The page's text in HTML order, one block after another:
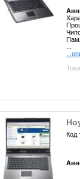
Код